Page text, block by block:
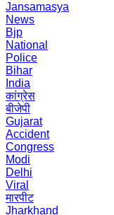
Jansamasya
News
Bjp
National
Police
Bihar
India
कांग्रेस
बीजेपी
Gujarat
Accident
Congress
Modi
Delhi
Viral
मारपीट
Jharkhand